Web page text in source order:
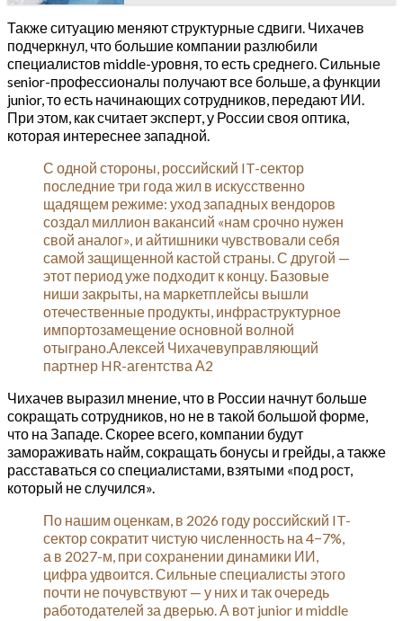
Также ситуацию меняют структурные сдвиги. Чихачев
подчеркнул, что большие компании разлюбили
специалистов middle-уровня, то есть среднего. Сильные
senior-профессионалы получают все больше, а функции
junior, то есть начинающих сотрудников, передают ИИ.
При этом, как считает эксперт, у России своя оптика,
которая интереснее западной.
С одной стороны, российский IT-сектор
последние три года жил в искусственно
щадящем режиме: уход западных вендоров
создал миллион вакансий «нам срочно нужен
свой аналог», и айтишники чувствовали себя
самой защищенной кастой страны. С другой —
этот период уже подходит к концу. Базовые
ниши закрыты, на маркетплейсы вышли
отечественные продукты, инфраструктурное
импортозамещение основной волной
отыграно.Алексей Чихачевуправляющий
партнер HR-агентства А2
Чихачев выразил мнение, что в России начнут больше
сокращать сотрудников, но не в такой большой форме,
что на Западе. Скорее всего, компании будут
замораживать найм, сокращать бонусы и грейды, а также
расставаться со специалистами, взятыми «под рост,
который не случился».
По нашим оценкам, в 2026 году российский IT-
сектор сократит чистую численность на 4−7%,
а в 2027-м, при сохранении динамики ИИ,
цифра удвоится. Сильные специалисты этого
почти не почувствуют — у них и так очередь
работодателей за дверью. А вот junior и middle